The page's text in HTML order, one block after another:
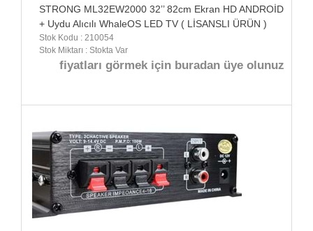
STRONG ML32EW2000 32’’ 82cm Ekran HD ANDROİD
+ Uydu Alıcılı WhaleOS LED TV ( LİSANSLI ÜRÜN )
Stok Kodu : 210054
Stok Miktarı : Stokta Var
fiyatları görmek için buradan üye olunuz